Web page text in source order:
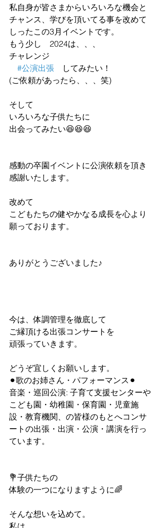
私自身が皆さまからいろいろな機会と
チャンス、学びを頂いてる事を改めて
しったこの3月イベントです。
もう少し　2024は、、、
チャレンジ
#公演出張 してみたい！
(ご依頼があったら、、、笑)
そして
いろいろな子供たちに
出会ってみたい😆😆😆
感動の卒園イベントに公演依頼を頂き
感謝いたします。
改めて
こどもたちの健やかなる成長を心より
願っております。
ありがとうございました♪
今は、体調管理を徹底して
ご縁頂ける出張コンサートを
頑張っていきます。
どうぞ宜しくお願いします。
⚫︎歌のお姉さん・パフォーマンス⚫︎
音楽・巡回公演: 子育て支援センターや
こども園・幼稚園・保育園・児童施
設・教育機関、の皆様のもとへコンサ
ートの出張・出演・公演・講演を行っ
ています。
💐子供たちの
体験の一つになりますように🌈
そんな想いを込めて。
私は